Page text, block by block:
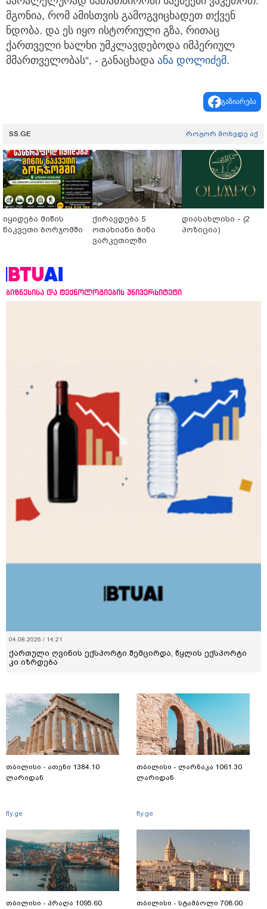
მგონია, რომ ამისთვის გამოგვიცხადეთ თქვენ
ნდობა. და ეს იყო ისტორიული გზა, რითაც
ქართველი ხალხი უმკლავდებოდა იმპერიულ
მმართველობას“, - განაცხადა ანა დოლიძემ.
გაზიარება
SS.GE როგორ მოხვდე აქ
იყიდება მიწის
ნაკვეთი ბორჯომში
ქირავდება 5
ოთახიანი ბინა
ვარკეთილში
დიასახლისი - (2
პოზიცია)
ბიზნესისა და ტექნოლოგიების უნივერსიტეტი
04.08.2026 / 14:21
ქართული ღვინის ექსპორტი შემცირდა, წყლის ექსპორტი
კი იზრდება
თბილისი - ათენი 1384.10
ლარიდან
fly.ge
თბილისი - პრაღა 1095.60
თბილისი - ლარნაკა 1061.30
ლარიდან
fly.ge
თბილისი - სტამბოლი 708.00